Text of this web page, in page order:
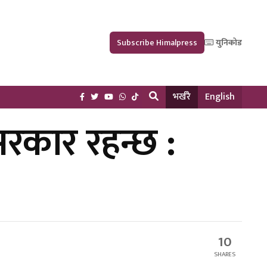
Subscribe Himalpress युनिकोड
भर्खरै English
रहन्छ :
10
SHARES